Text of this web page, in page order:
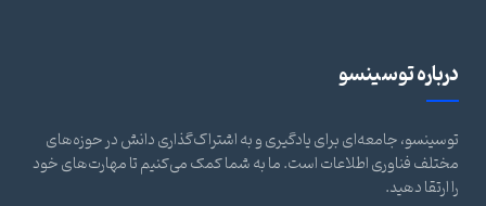
درباره توسینسو
توسینسو، جامعه‌ای برای یادگیری و به اشتراک‌گذاری دانش در حوزه‌های
مختلف فناوری اطلاعات است. ما به شما کمک می‌کنیم تا مهارت‌های خود
را ارتقا دهید.